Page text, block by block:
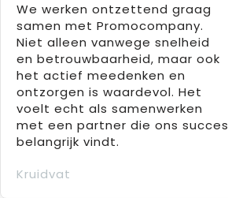
We werken ontzettend graag
samen met Promocompany.
Niet alleen vanwege snelheid
en betrouwbaarheid, maar ook
het actief meedenken en
ontzorgen is waardevol. Het
voelt echt als samenwerken
met een partner die ons succes
belangrijk vindt.
Kruidvat